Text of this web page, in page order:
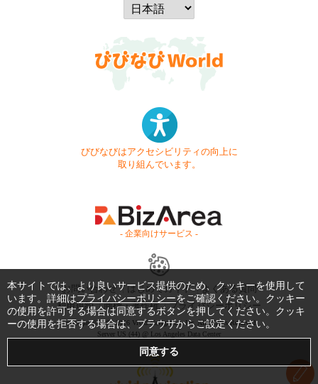
びびなびはアクセシビリティの向上に
取り組んでいます。
- 企業向けサービス -
お問い合わせ はじめてガイド
よくある質問
利用規約
商標・著作権 プライバシーポリシー
Copyright © 1999-2026 Vivid Navigation, Inc. All Rights Reserved.
Server US (44) @ Los Angeles Data Center
本サイトでは、より良いサービス提供のため、クッキーを使用して
います。詳細はプライバシーポリシーをご確認ください。クッキー
の使用を許可する場合は同意するボタンを押してください。クッキ
ーの使用を拒否する場合は、ブラウザからご設定ください。